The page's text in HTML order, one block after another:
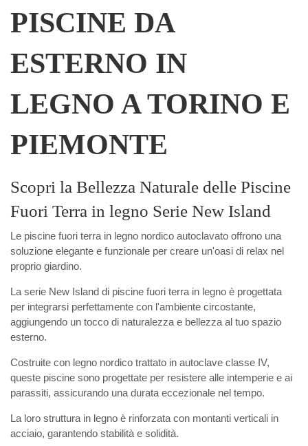
PISCINE DA
ESTERNO IN
LEGNO A TORINO E
PIEMONTE
Scopri la Bellezza Naturale delle Piscine
Fuori Terra in legno Serie New Island
Le piscine fuori terra in legno nordico autoclavato offrono una
soluzione elegante e funzionale per creare un'oasi di relax nel
proprio giardino.
La serie New Island di piscine fuori terra in legno è progettata
per integrarsi perfettamente con l'ambiente circostante,
aggiungendo un tocco di naturalezza e bellezza al tuo spazio
esterno.
Costruite con legno nordico trattato in autoclave classe IV,
queste piscine sono progettate per resistere alle intemperie e ai
parassiti, assicurando una durata eccezionale nel tempo.
La loro struttura in legno è rinforzata con montanti verticali in
acciaio, garantendo stabilità e solidità.